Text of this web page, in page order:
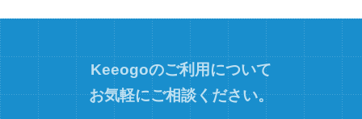
Keeogoのご利用について
お気軽にご相談ください。